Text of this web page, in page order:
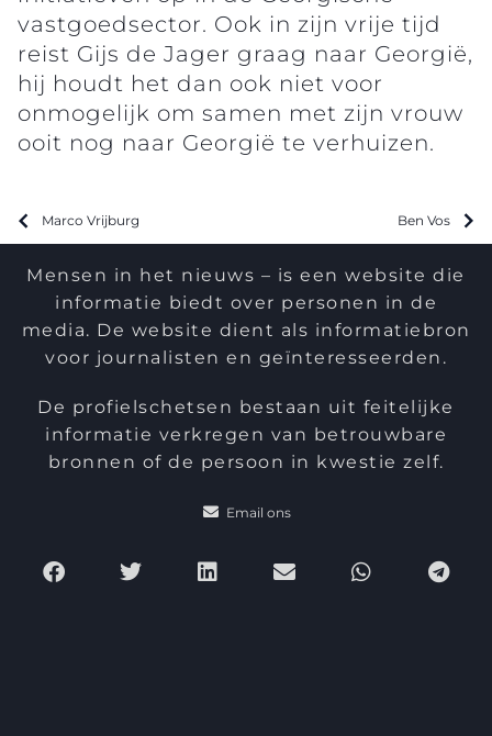
vastgoedsector. Ook in zijn vrije tijd
reist Gijs de Jager graag naar Georgië,
hij houdt het dan ook niet voor
onmogelijk om samen met zijn vrouw
ooit nog naar Georgië te verhuizen.
Marco Vrijburg Ben Vos
Mensen in het nieuws – is een website die
informatie biedt over personen in de
media. De website dient als informatiebron
voor journalisten en geïnteresseerden.
De profielschetsen bestaan uit feitelijke
informatie verkregen van betrouwbare
bronnen of de persoon in kwestie zelf.
Email ons